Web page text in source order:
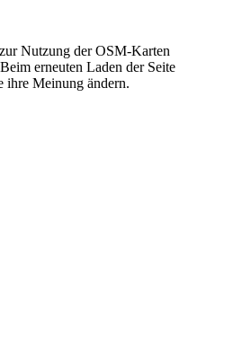
Nutzung der OSM-Karten
erneuten Laden der Seite
ihre Meinung ändern.